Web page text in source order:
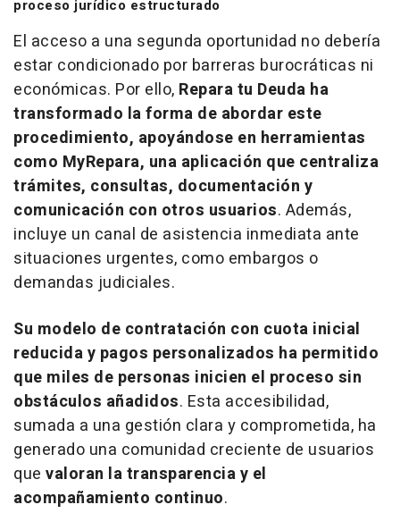
proceso jurídico estructurado
El acceso a una segunda oportunidad no debería
estar condicionado por barreras burocráticas ni
económicas. Por ello, Repara tu Deuda ha
transformado la forma de abordar este
procedimiento, apoyándose en herramientas
como MyRepara, una aplicación que centraliza
trámites, consultas, documentación y
comunicación con otros usuarios. Además,
incluye un canal de asistencia inmediata ante
situaciones urgentes, como embargos o
demandas judiciales.
Su modelo de contratación con cuota inicial
reducida y pagos personalizados ha permitido
que miles de personas inicien el proceso sin
obstáculos añadidos. Esta accesibilidad,
sumada a una gestión clara y comprometida, ha
generado una comunidad creciente de usuarios
que valoran la transparencia y el
acompañamiento continuo.